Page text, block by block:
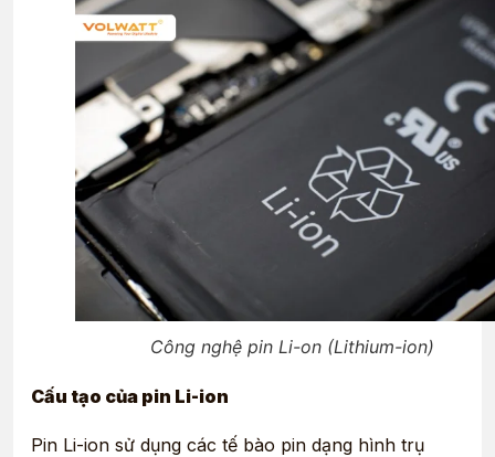
Công nghệ pin Li-on (Lithium-ion)
Cấu tạo của pin Li-ion
Pin Li-ion sử dụng các tế bào pin dạng hình trụ